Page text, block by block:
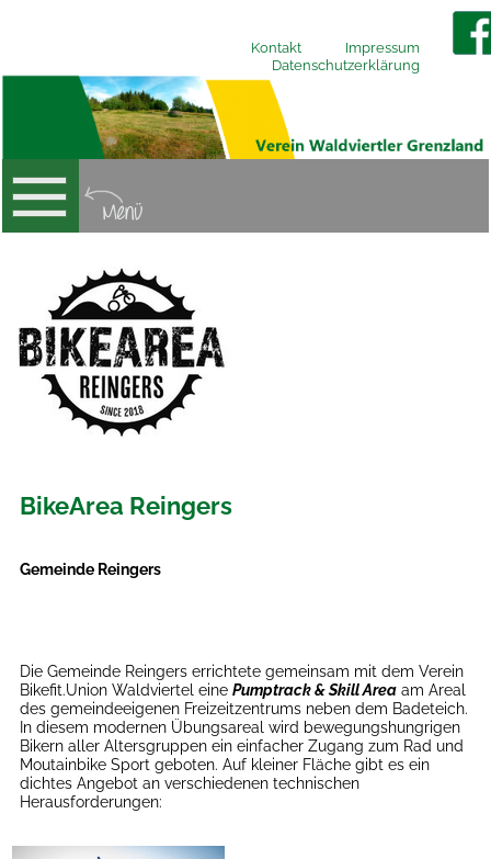
Impressum
Kontakt
Datenschutzerklärung
BikeArea Reingers
Gemeinde Reingers
Die Gemeinde Reingers errichtete gemeinsam mit dem Verein
Bikefit.Union Waldviertel einePumptrack & Skill Area am Areal
des gemeindeeigenen Freizeitzentrums neben dem Badeteich.
In diesem modernen Übungsareal wird bewegungshungrigen
Bikern aller Altersgruppen ein einfacher Zugang zum Rad und
Moutainbike Sport geboten. Auf kleiner Fläche gibt es ein
dichtes Angebot an verschiedenen technischen
Herausforderungen: